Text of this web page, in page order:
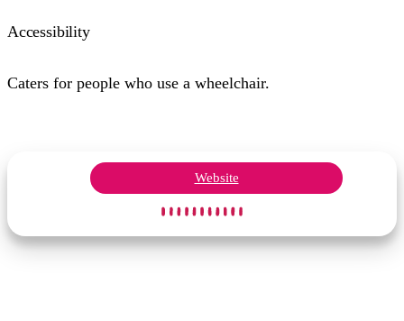
Accessibility
Caters for people who use a wheelchair.
Website